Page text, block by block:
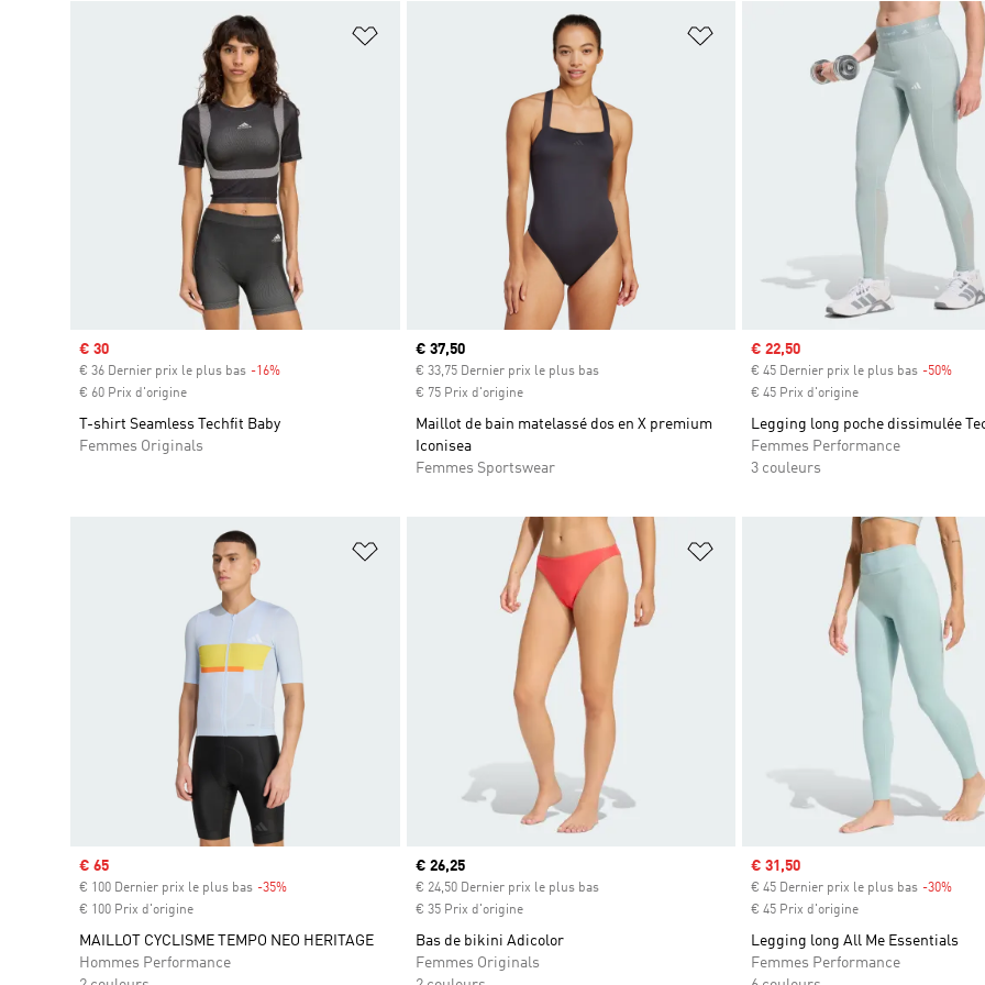
Ajouter à la Liste de produits favoris
Prix soldé
€ 30
€ 36 Dernier prix le plus bas -16%
€ 60 Prix d'origine
T-shirt Seamless Techfit Baby
Femmes Originals
Ajouter à la Liste de produits
Prix actuel
€ 37,50
€ 33,75 Dernier prix le plus bas
€ 75 Prix d'origine
Maillot de bain matelassé dos en X premium
Iconisea
Femmes Sportswear
Prix soldé
€ 22,50
€ 45 Dernier prix le plus bas -50%
€ 45 Prix d'origine
Legging long poche dissimulée
Femmes Performance
3 couleurs
Ajouter à la Liste de produits favoris
Prix soldé
€ 65
€ 100 Dernier prix le plus bas -35%
€ 100 Prix d'origine
MAILLOT CYCLISME TEMPO NEO HERITAGE
Hommes Performance
Ajouter à la Liste de produits
Prix actuel
€ 26,25
€ 24,50 Dernier prix le plus bas
€ 35 Prix d'origine
Bas de bikini Adicolor
Femmes Originals
Prix soldé
€ 31,50
€ 45 Dernier prix le plus bas -30%
€ 45 Prix d'origine
Legging long All Me Essentials
Femmes Performance